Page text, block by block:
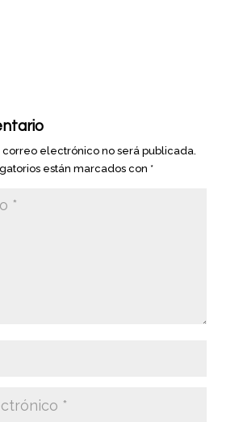
electrónico no será publicada.
están marcados con *